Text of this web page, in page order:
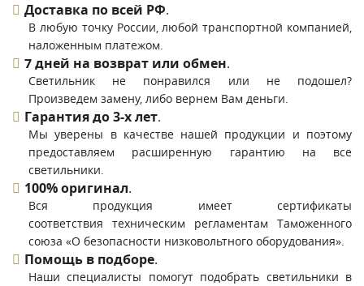
Доставка по всей РФ.
В любую точку России, любой транспортной компанией,
наложенным платежом.
7 дней на возврат или обмен.
Светильник не понравился или не подошел?
Произведем замену, либо вернем Вам деньги.
Гарантия до 3-х лет.
Мы уверены в качестве нашей продукции и поэтому
предоставляем расширенную гарантию на все
светильники.
100% оригинал.
Вся продукция имеет сертификаты
соответствия техническим регламентам Таможенного
союза «О безопасности низковольтного оборудования».
Помощь в подборе.
Наши специалисты помогут подобрать светильники в